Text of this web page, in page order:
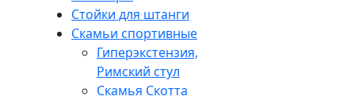
Стойки для штанги
Скамьи спортивные
Гиперэкстензия,
Римский стул
Скамья Скотта